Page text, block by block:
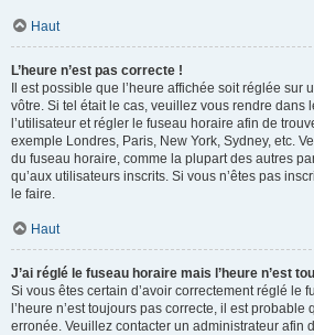
Haut
L’heure n’est pas correcte !
Il est possible que l’heure affichée soit réglée sur
vôtre. Si tel était le cas, veuillez vous rendre dans
l’utilisateur et régler le fuseau horaire afin de
exemple Londres, Paris, New York, Sydney, etc.
du fuseau horaire, comme la plupart des autres
qu’aux utilisateurs inscrits. Si vous n’êtes pas
le faire.
Haut
J’ai réglé le fuseau horaire mais l’heure n’est
Si vous êtes certain d’avoir correctement réglé le
l’heure n’est toujours pas correcte, il est probable
erronée. Veuillez contacter un administrateur afin